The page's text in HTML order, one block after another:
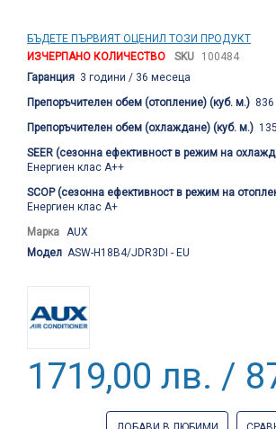
снимки
БЪДЕТЕ ПЪРВИЯТ ОЦЕНИЛ ТОЗИ ПРОДУКТ
ИЗЧЕРПАНО КОЛИЧЕСТВО
SKU
100484
Гаранция 3 години / 36 месеца
Препоръчителен обем (отопление) (куб. м.) 836
Препоръчителен обем (охлаждане) (куб. м.)
SEER (сезонна ефективност в режим на
Енергиен клас А++
SCOP (сезонна ефективност в режим на
Енергиен клас А+
Марка
AUX
Модел ASW-H18B4/JDR3DI - EU
1719,00 лв. /